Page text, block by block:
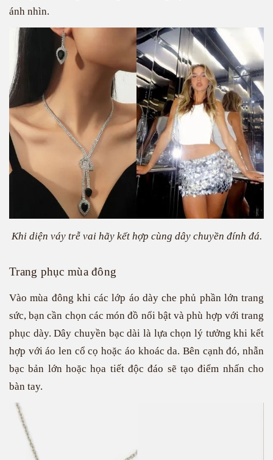
ánh nhìn.
Khi diện váy trễ vai hãy kết hợp cùng dây chuyền đính đá.
Trang phục mùa đông
Vào mùa đông khi các lớp áo dày che phủ phần lớn trang
sức, bạn cần chọn các món đồ nổi bật và phù hợp với trang
phục dày. Dây chuyền bạc dài là lựa chọn lý tưởng khi kết
hợp với áo len cổ cọ hoặc áo khoác da. Bên cạnh đó, nhẫn
bạc bản lớn hoặc họa tiết độc đáo sẽ tạo điểm nhấn cho
bàn tay.